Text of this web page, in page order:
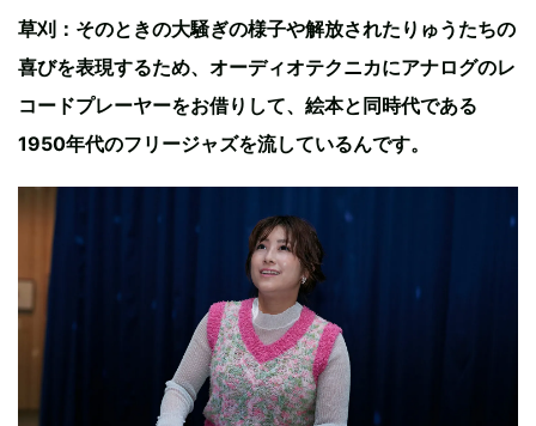
草刈：そのときの大騒ぎの様子や解放されたりゅうたちの
喜びを表現するため、オーディオテクニカにアナログのレ
コードプレーヤーをお借りして、絵本と同時代である
1950年代のフリージャズを流しているんです。